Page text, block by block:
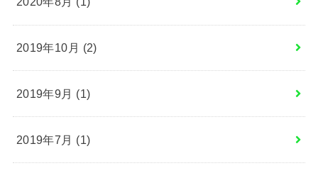
2019年10月 (2)
2019年9月 (1)
2019年7月 (1)